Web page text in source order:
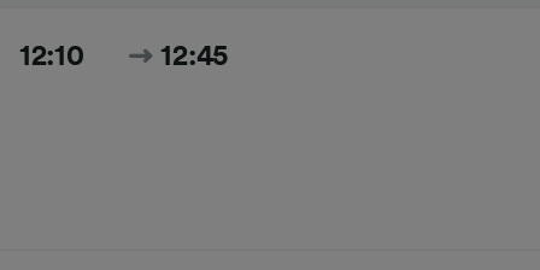
12:10 12:45